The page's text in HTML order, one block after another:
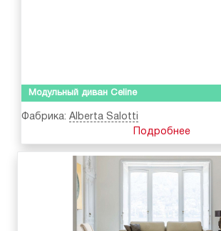
Модульный диван Celine
Фабрика: Alberta Salotti
Подробнее